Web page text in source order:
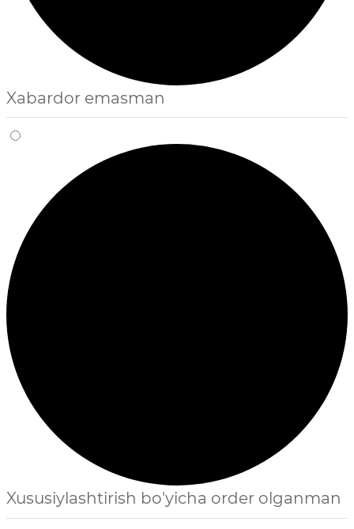
Xabardor emasman
Xususiylashtirish bo'yicha order olganman